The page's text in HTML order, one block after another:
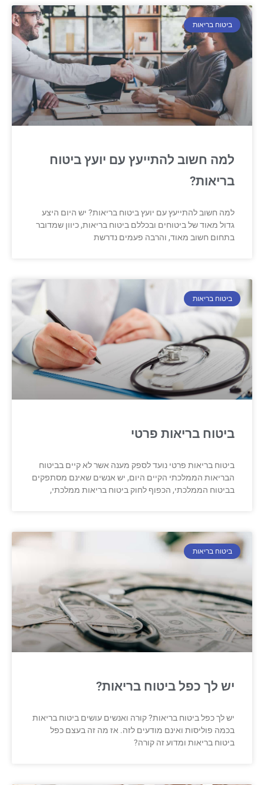
ביטוח בריאות
למה חשוב להתייעץ עם יועץ ביטוח
בריאות?
למה חשוב להתייעץ עם יועץ ביטוח בריאות? יש היום היצע
גדול מאוד של ביטוחים ובכללם ביטוח בריאות, כיוון שמדובר
בתחום חשוב מאוד, והרבה פעמים נדרשת
ביטוח בריאות
ביטוח בריאות פרטי
ביטוח בריאות פרטי נועד לספק מענה אשר לא קיים בביטוח
הבריאות הממלכתי הקיים היום, יש אנשים שאינם מסתפקים
בביטוח הממלכתי, הכפוף לחוק ביטוח בריאות ממלכתי,
ביטוח בריאות
יש לך כפל ביטוח בריאות?
יש לך כפל ביטוח בריאות? קורה ואנשים עושים ביטוח בריאות
בכמה פוליסות ואינם מודעים לזה. אז מה זה בעצם כפל
ביטוח בריאות ומדוע זה קורה?